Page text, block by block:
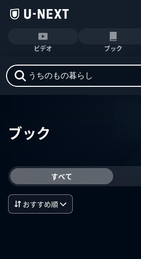
ビデオ ブック
ブック
すべて
おすすめ順